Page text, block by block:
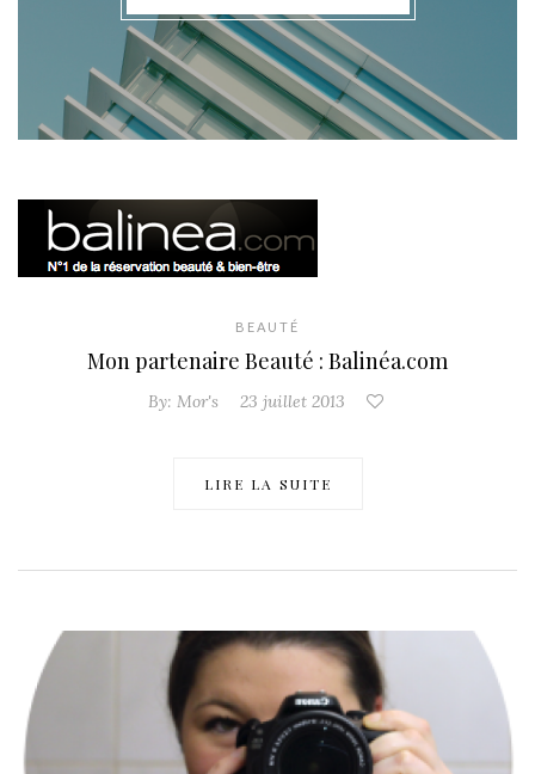
BEAUTÉ
Mon partenaire Beauté : Balinéa.com
By: Mor's 23 juillet 2013
LIRE LA SUITE